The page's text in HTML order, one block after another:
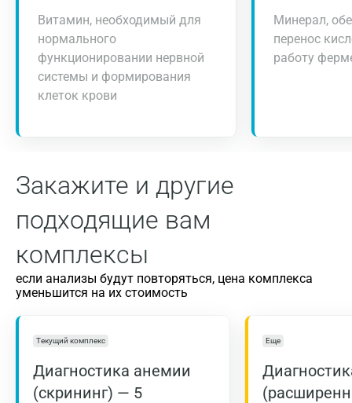
Витамин, необходимый для
нормального
функционировании нервной
системы и формирования
клеток крови
Минерал,
перенос
работу
Закажите и другие
подходящие вам
комплексы
если анализы будут повторяться, цена комплекса
уменьшится на их стоимость
Текущий комплекс
Диагностика анемии
(скрининг) — 5
Еще